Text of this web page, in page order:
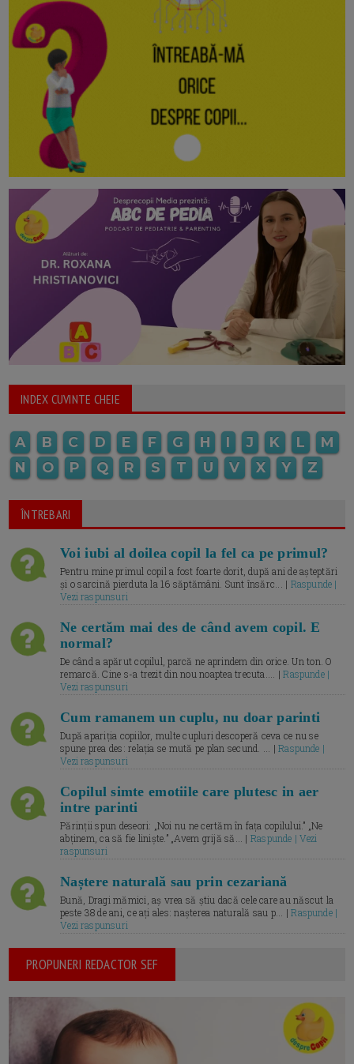
INDEX CUVINTE CHEIE
A B C D E F G H I J K L
M
N
O P Q R S T U V X Y Z
ÎNTREBARI
Voi iubi al doilea copil la fel ca pe primul?
Pentru mine primul copil a fost foarte dorit, după ani de așteptări
și o sarcină pierduta la 16 săptămâni. Sunt însărc... | Raspunde |
Vezi raspunsuri
Ne certăm mai des de când avem copil. E
normal?
De când a apărut copilul, parcă ne aprindem din orice. Un ton. O
remarcă. Cine s-a trezit din nou noaptea trecuta.... |Raspunde |
Vezi raspunsuri
Cum ramanem un cuplu, nu doar parinti
După apariția copiilor, multe cupluri descoperă ceva ce nu se
spune prea des: relația se mută pe plan secund. ... |Raspunde |
Vezi raspunsuri
Copilul simte emotiile care plutesc in aer
intre parinti
Părinții spun deseori: „Noi nu ne certăm în fața copilului.” „Ne
abținem, ca să fie liniște.” „Avem grijă să... | Raspunde | Vezi
raspunsuri
Naștere naturală sau prin cezariană
Bună, Dragi mămici, aș vrea să știu dacă cele care au născut la
peste 38 de ani, ce ați ales: nașterea naturală sau p... |Raspunde |
Vezi raspunsuri
PROPUNERI REDACTOR SEF